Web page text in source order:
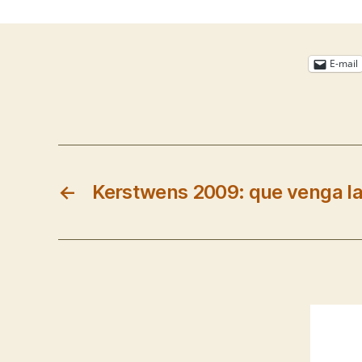
E-mail
← Kerstwens 2009: que venga